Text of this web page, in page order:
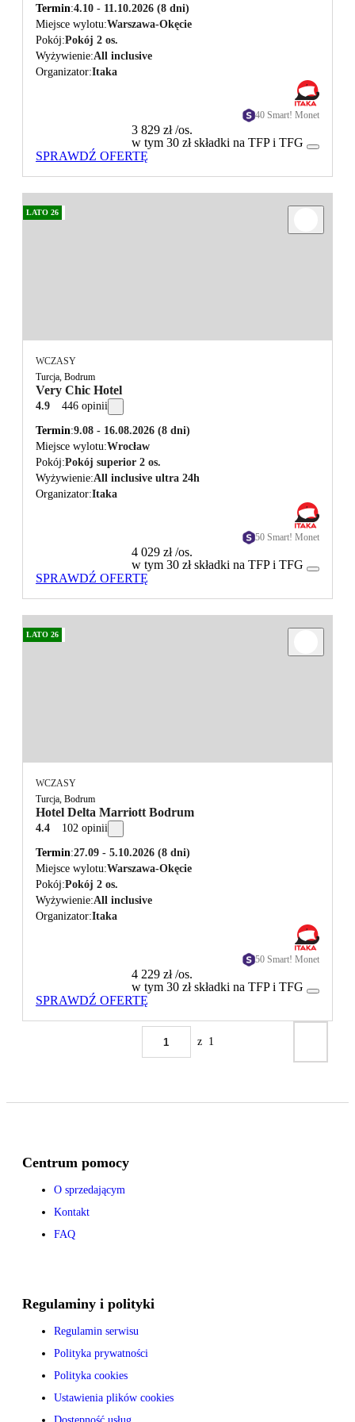
Termin 4.10 - 11.10.2026 (8 dni)
Miejsce wylotu Warszawa-Okęcie
Pokój Pokój 2 os.
Wyżywienie All inclusive
Organizator Itaka
40 Smart! Monet
3 829 zł/os.
w tym 30 zł składki na TFP i TFG
SPRAWDŹ OFERTĘ
LATO 26
WCZASY
Turcja, Bodrum
Very Chic Hotel
4.9 446 opinii
Termin 9.08 - 16.08.2026 (8 dni)
Miejsce wylotu Wrocław
Pokój Pokój superior 2 os.
Wyżywienie All inclusive ultra 24h
Organizator Itaka
50 Smart! Monet
4 029 zł/os.
w tym 30 zł składki na TFP i TFG
SPRAWDŹ OFERTĘ
LATO 26
WCZASY
Turcja, Bodrum
Hotel Delta Marriott Bodrum
4.4 102 opinii
Termin 27.09 - 5.10.2026 (8 dni)
Miejsce wylotu Warszawa-Okęcie
Pokój Pokój 2 os.
Wyżywienie All inclusive
Organizator Itaka
50 Smart! Monet
4 229 zł/os.
w tym 30 zł składki na TFP i TFG
SPRAWDŹ OFERTĘ
z 1
Centrum pomocy
O sprzedającym
Kontakt
FAQ
Regulaminy i polityki
Regulamin serwisu
Polityka prywatności
Polityka cookies
Ustawienia plików cookies